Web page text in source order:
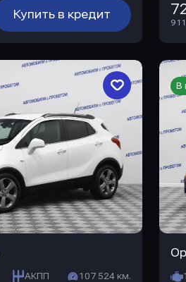
Купить в кредит
9
АКПП 107 524 км.
В